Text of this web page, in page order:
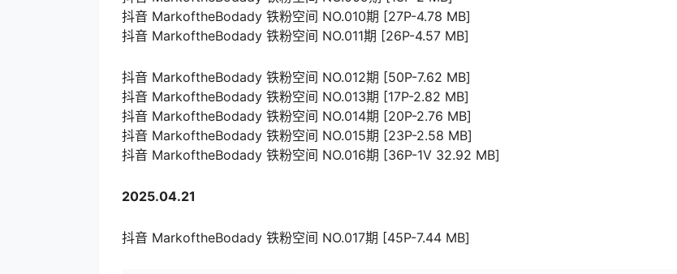
抖音 MarkoftheBodady 铁粉空间 NO.010期 [27P-4.78 MB]
抖音 MarkoftheBodady 铁粉空间 NO.011期 [26P-4.57 MB]
抖音 MarkoftheBodady 铁粉空间 NO.012期 [50P-7.62 MB]
抖音 MarkoftheBodady 铁粉空间 NO.013期 [17P-2.82 MB]
抖音 MarkoftheBodady 铁粉空间 NO.014期 [20P-2.76 MB]
抖音 MarkoftheBodady 铁粉空间 NO.015期 [23P-2.58 MB]
抖音 MarkoftheBodady 铁粉空间 NO.016期 [36P-1V 32.92 MB]
2025.04.21
抖音 MarkoftheBodady 铁粉空间 NO.017期 [45P-7.44 MB]